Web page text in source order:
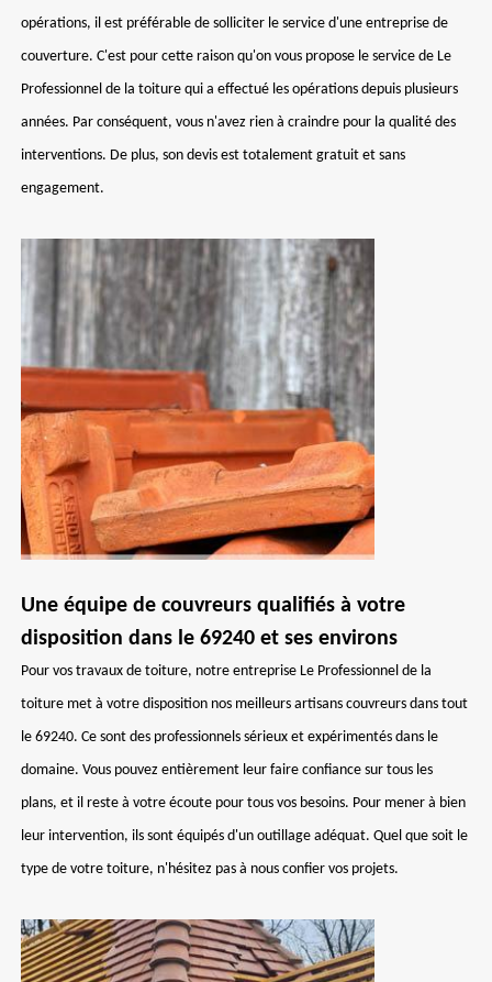
opérations, il est préférable de solliciter le service d'une entreprise de
couverture. C'est pour cette raison qu'on vous propose le service de Le
Professionnel de la toiture qui a effectué les opérations depuis plusieurs
années. Par conséquent, vous n'avez rien à craindre pour la qualité des
interventions. De plus, son devis est totalement gratuit et sans
engagement.
Une équipe de couvreurs qualifiés à votre
disposition dans le 69240 et ses environs
Pour vos travaux de toiture, notre entreprise Le Professionnel de la
toiture met à votre disposition nos meilleurs artisans couvreurs dans tout
le 69240. Ce sont des professionnels sérieux et expérimentés dans le
domaine. Vous pouvez entièrement leur faire confiance sur tous les
plans, et il reste à votre écoute pour tous vos besoins. Pour mener à bien
leur intervention, ils sont équipés d'un outillage adéquat. Quel que soit le
type de votre toiture, n'hésitez pas à nous confier vos projets.